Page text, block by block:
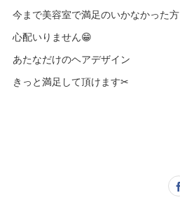
今まで美容室で満足のいかなかった方
心配いりません😁
あたなだけのヘアデザイン
きっと満足して頂けます✂︎